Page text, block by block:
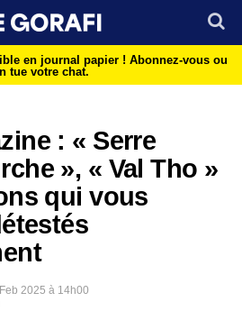
en journal papier ! Abonnez-vous ou
tue votre chat.
: « Serre
», « Val Tho »
qui vous
2025 à 14h00